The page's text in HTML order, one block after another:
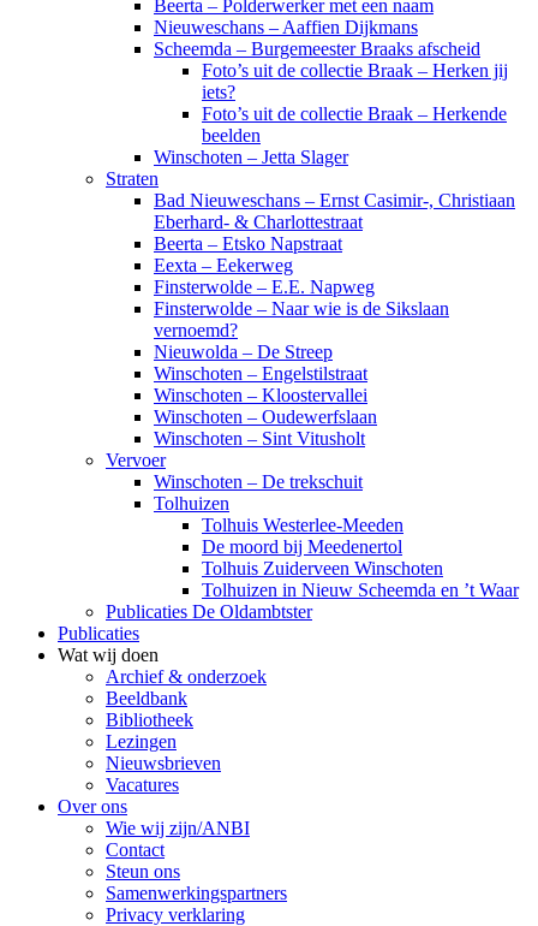
Beerta – Polderwerker met een naam
Nieuweschans – Aaffien Dijkmans
Scheemda – Burgemeester Braaks afscheid
Foto’s uit de collectie Braak – Herken jij
iets?
Foto’s uit de collectie Braak – Herkende
beelden
Winschoten – Jetta Slager
Straten
Bad Nieuweschans – Ernst Casimir-, Christiaan
Eberhard- & Charlottestraat
Beerta – Etsko Napstraat
Eexta – Eekerweg
Finsterwolde – E.E. Napweg
Finsterwolde – Naar wie is de Sikslaan
vernoemd?
Nieuwolda – De Streep
Winschoten – Engelstilstraat
Winschoten – Kloostervallei
Winschoten – Oudewerfslaan
Winschoten – Sint Vitusholt
Vervoer
Winschoten – De trekschuit
Tolhuizen
Tolhuis Westerlee-Meeden
De moord bij Meedenertol
Tolhuis Zuiderveen Winschoten
Tolhuizen in Nieuw Scheemda en ’t Waar
Publicaties De Oldambtster
Publicaties
Wat wij doen
Archief & onderzoek
Beeldbank
Bibliotheek
Lezingen
Nieuwsbrieven
Vacatures
Over ons
Wie wij zijn/ANBI
Contact
Steun ons
Samenwerkingspartners
Privacy verklaring